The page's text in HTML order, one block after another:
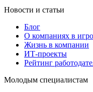
Новости и статьи
Блог
О компаниях в
Жизнь в компании
ИТ-проекты
Рейтинг
Молодым специалистам